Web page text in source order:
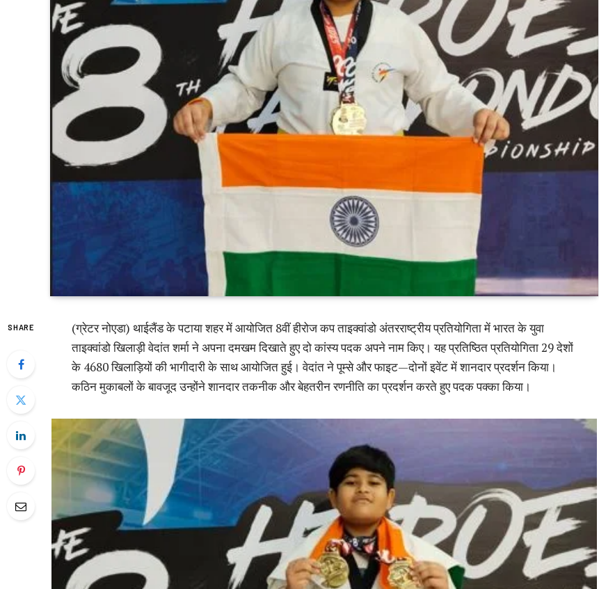
SHARE
(ग्रेटर नोएडा) थाईलैंड के पटाया शहर में आयोजित 8वीं हीरोज कप ताइक्वांडो अंतरराष्ट्रीय प्रतियोगिता में भारत के युवा
ताइक्वांडो खिलाड़ी वेदांत शर्मा ने अपना दमखम दिखाते हुए दो कांस्य पदक अपने नाम किए। यह प्रतिष्ठित प्रतियोगिता 29 देशों
के 4680 खिलाड़ियों की भागीदारी के साथ आयोजित हुई। वेदांत ने पूम्से और फाइट—दोनों इवेंट में शानदार प्रदर्शन किया।
कठिन मुकाबलों के बावजूद उन्होंने शानदार तकनीक और बेहतरीन रणनीति का प्रदर्शन करते हुए पदक पक्का किया।